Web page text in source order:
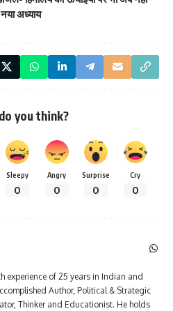
अध्याय
you think?
Sleepy
0
Angry
0
Surprise
0
Cry
0
experience of 25 years in Indian and
Author, Political & Strategic
Thinker and Educationist. He holds